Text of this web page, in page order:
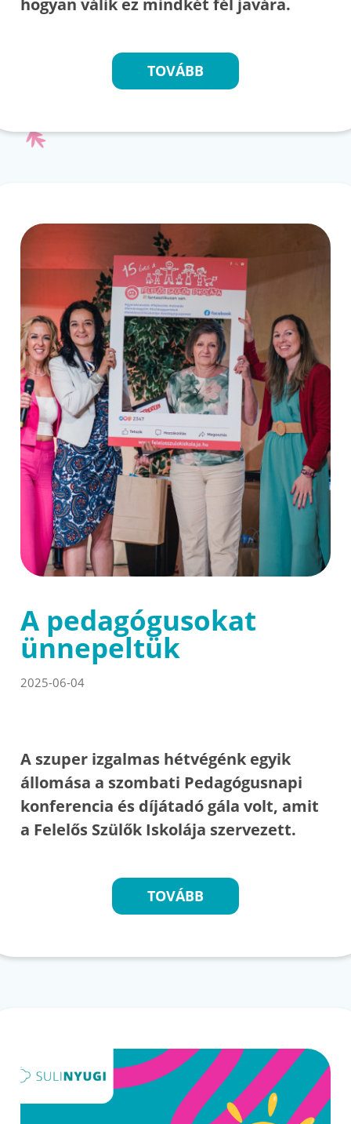
hogyan válik ez mindkét fél javára.
TOVÁBB
A pedagógusokat
ünnepeltük
2025-06-04
A szuper izgalmas hétvégénk egyik
állomása a szombati Pedagógusnapi
konferencia és díjátadó gála volt, amit
a Felelős Szülők Iskolája szervezett.
TOVÁBB